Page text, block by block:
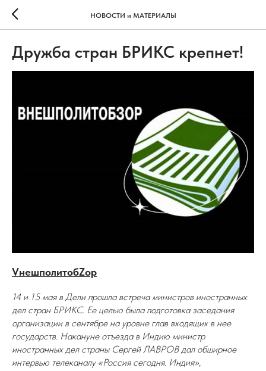
НОВОСТИ и МАТЕРИАЛЫ
Дружба стран БРИКС крепнет!
VнешполитобZор
14 и 15 мая в Дели прошла встреча министров иностранных
дел стран БРИКС. Ее целью была подготовка заседания
организации в сентябре на уровне глав входящих в нее
государств. Накануне отъезда в Индию министр
иностранных дел страны Сергей ЛАВРОВ дал обширное
интервью телеканалу «Россия сегодня. Индия»,